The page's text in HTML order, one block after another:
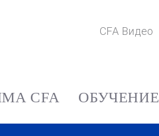
CFA Видео
CFA ОБУЧЕНИЕ